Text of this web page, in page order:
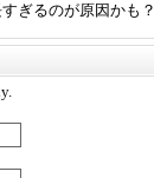
ぎるのが原因かも？